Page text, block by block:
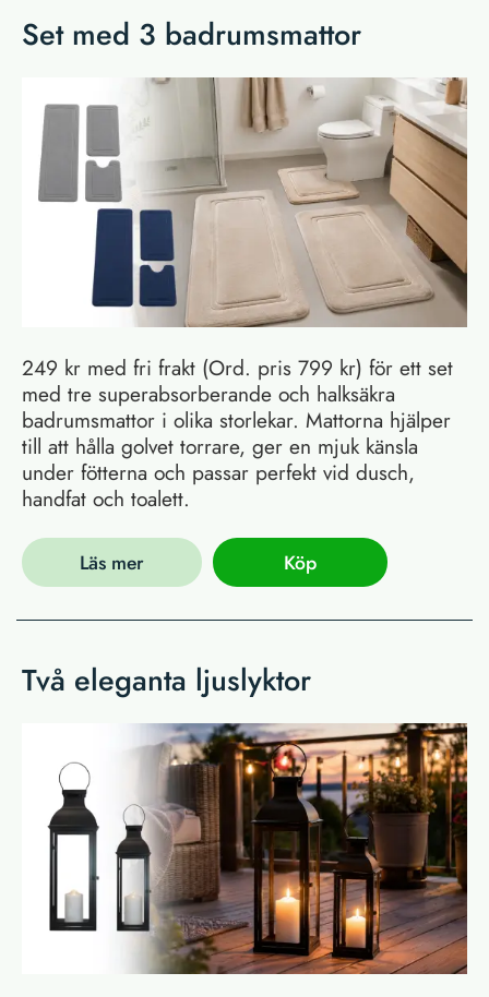
Set med 3 badrumsmattor
249 kr med fri frakt (Ord. pris 799 kr) för ett set
med tre superabsorberande och halksäkra
badrumsmattor i olika storlekar. Mattorna hjälper
till att hålla golvet torrare, ger en mjuk känsla
under fötterna och passar perfekt vid dusch,
handfat och toalett.
Läs mer Köp
Två eleganta ljuslyktor